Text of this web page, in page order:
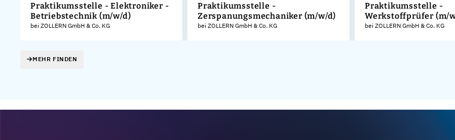
Praktikumsstelle - Elektroniker -
Betriebstechnik (m/w/d)
bei ZOLLERN GmbH & Co. KG
Praktikumsstelle -
Zerspanungsmechaniker (m/w/d)
bei ZOLLERN GmbH & Co. KG
Praktikumsstelle -
Werkstoffprüfer (m/
bei ZOLLERN GmbH & Co. KG
MEHR FINDEN